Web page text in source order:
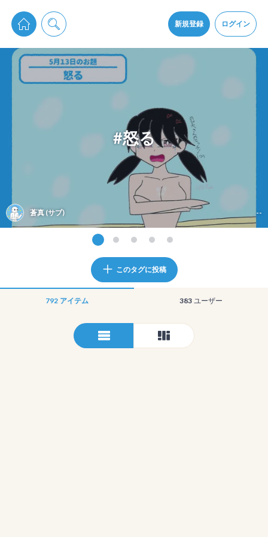
新規登録 ログイン
pixiv Sketchは2024年5月28日付で プライパシーポリシーを改定しました。
通知を受け取るにはここをクリックします
pixiv Sketchアプリでさらに快適に！
アプリをインストール
#怒る
蒼真 (サブ) --
このタグに投稿
792 アイテム 383 ユーザー